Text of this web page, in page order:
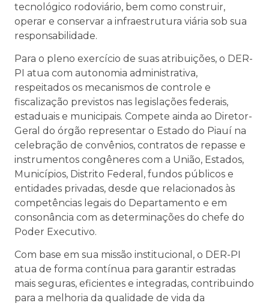
tecnológico rodoviário, bem como construir,
operar e conservar a infraestrutura viária sob sua
responsabilidade.
Para o pleno exercício de suas atribuições, o DER-
PI atua com autonomia administrativa,
respeitados os mecanismos de controle e
fiscalização previstos nas legislações federais,
estaduais e municipais. Compete ainda ao Diretor-
Geral do órgão representar o Estado do Piauí na
celebração de convênios, contratos de repasse e
instrumentos congêneres com a União, Estados,
Municípios, Distrito Federal, fundos públicos e
entidades privadas, desde que relacionados às
competências legais do Departamento e em
consonância com as determinações do chefe do
Poder Executivo.
Com base em sua missão institucional, o DER-PI
atua de forma contínua para garantir estradas
mais seguras, eficientes e integradas, contribuindo
para a melhoria da qualidade de vida da